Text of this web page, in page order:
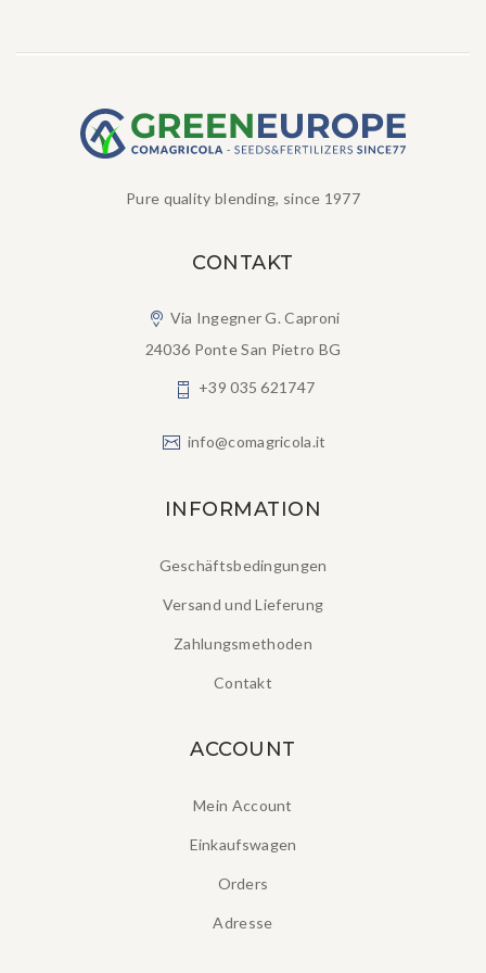
Pure quality blending, since 1977
CONTAKT
Via Ingegner G. Caproni
24036 Ponte San Pietro BG
+39 035 621747
info@comagricola.it
INFORMATION
Geschäftsbedingungen
Versand und Lieferung
Zahlungsmethoden
Contakt
ACCOUNT
Mein Account
Einkaufswagen
Orders
Adresse